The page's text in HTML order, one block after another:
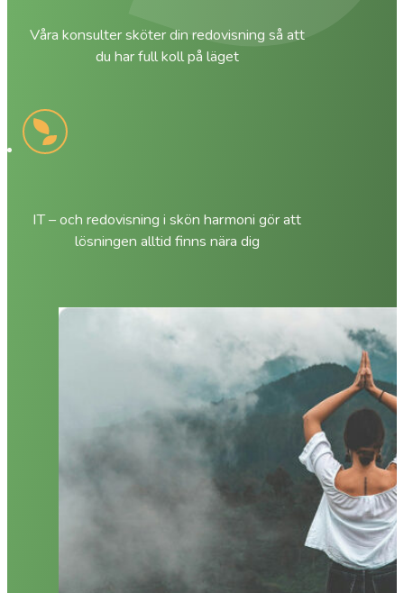
Våra konsulter sköter din redovisning så att
du har full koll på läget
IT – och redovisning i skön harmoni gör att
lösningen alltid finns nära dig